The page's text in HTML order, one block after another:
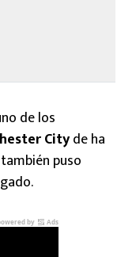
de los
Cityde ha
puso